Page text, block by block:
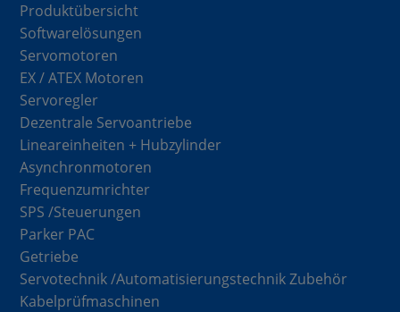
Produktübersicht
Softwarelösungen
Servomotoren
EX / ATEX Motoren
Servoregler
Dezentrale Servoantriebe
Lineareinheiten + Hubzylinder
Asynchronmotoren
Frequenzumrichter
SPS /Steuerungen
Parker PAC
Getriebe
Servotechnik /Automatisierungstechnik Zubehör
Kabelprüfmaschinen